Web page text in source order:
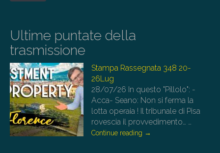
Ultime puntate della
trasmissione
Stampa Rassegnata 348 20-
26Lug
28/07/26 In questo "Pillolo": -
Acca- Seano: Non si ferma la
lotta operaia ! Il tribunale di Pisa
rovescia il provvedimento…
Continue reading →